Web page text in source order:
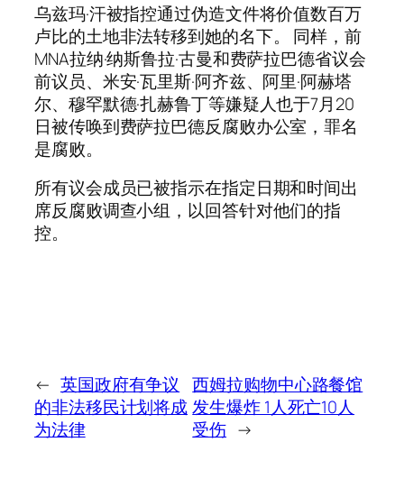
乌兹玛·汗被指控通过伪造文件将价值数百万
卢比的土地非法转移到她的名下。 同样，前
MNA拉纳·纳斯鲁拉·古曼和费萨拉巴德省议会
前议员、米安·瓦里斯·阿齐兹、阿里·阿赫塔
尔、穆罕默德·扎赫鲁丁等嫌疑人也于7月20
日被传唤到费萨拉巴德反腐败办公室，罪名
是腐败。
所有议会成员已被指示在指定日期和时间出
席反腐败调查小组，以回答针对他们的指
控。
← 英国政府有争议
的非法移民计划将成
为法律
西姆拉购物中心路餐馆
发生爆炸 1人死亡10人
受伤 →